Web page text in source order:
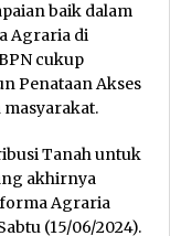
baik dalam
Agraria di
cukup
Penataan Akses
Tanah untuk
akhirnya
Agraria
(15/06/2024).